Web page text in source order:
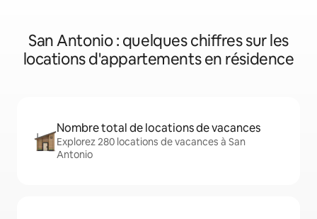
San Antonio : quelques chiffres sur les
locations d'appartements en résidence
Nombre total de locations de vacances
Explorez 280 locations de vacances à San
Antonio